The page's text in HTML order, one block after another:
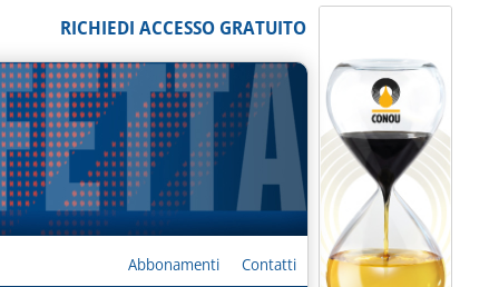
RICHIEDI ACCESSO GRATUITO
Abbonamenti Contatti